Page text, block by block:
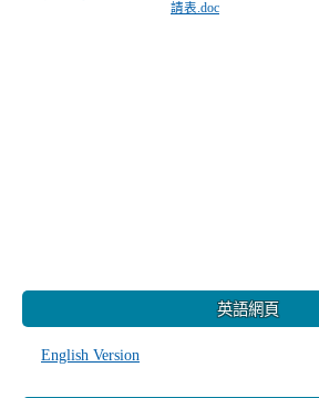
請表.doc
英語網頁
English Version